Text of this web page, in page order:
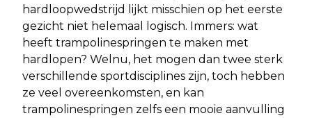
hardloopwedstrijd lijkt misschien op het eerste
gezicht niet helemaal logisch. Immers: wat
heeft trampolinespringen te maken met
hardlopen? Welnu, het mogen dan twee sterk
verschillende sportdisciplines zijn, toch hebben
ze veel overeenkomsten, en kan
trampolinespringen zelfs een mooie aanvulling